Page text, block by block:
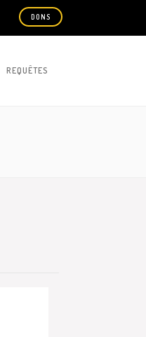
DONS
REQUÊTES